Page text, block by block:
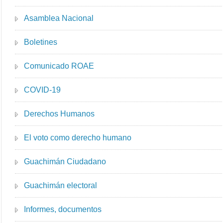
Asamblea Nacional
Boletines
Comunicado ROAE
COVID-19
Derechos Humanos
El voto como derecho humano
Guachimán Ciudadano
Guachimán electoral
Informes, documentos